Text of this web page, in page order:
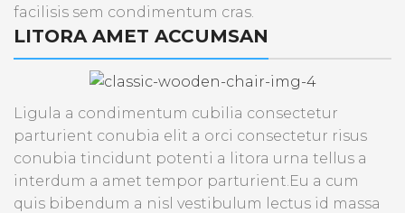
facilisis sem condimentum cras.
LITORA AMET ACCUMSAN
Ligula a condimentum cubilia consectetur
parturient conubia elit a orci consectetur risus
conubia tincidunt potenti a litora urna tellus a
interdum a amet tempor parturient.Eu a cum
quis bibendum a nisl vestibulum lectus id massa